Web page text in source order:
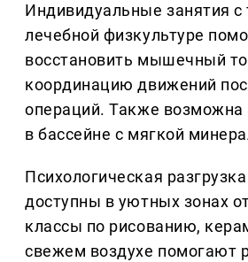
Индивидуальные занятия с
лечебной физкультуре
восстановить мышечный
координацию движений
операций. Также возможна
в бассейне с мягкой
Психологическая
доступны в уютных зонах
классы по рисованию,
свежем воздухе помогают